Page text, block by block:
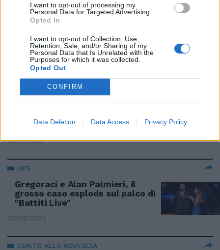
I want to opt-out of processing my
Personal Data for Targeted Advertising.
Opted In
I want to opt-out of Collection, Use,
Retention, Sale, and/or Sharing of my
Personal Data that Is Unrelated with the
Purposes for which it was collected.
Opted Out
CONFIRM
Data Deletion Data Access Privacy Policy
CLAMOROSO
Flirt e liti a Battili Live, dietro le
quinte succede di tutto
22/07/2021
AFFARI DI FAMIGLIA
Gregoraci e la mega polemica: si
scatena l'inferno per questo
messaggio
04/07/2021
OPS
Gregoraci e Alan Palmieri, il
grosso caso esplode sul palco di
"Battiti Live"
30/06/2021
CONTO ALLA ROVESCIA